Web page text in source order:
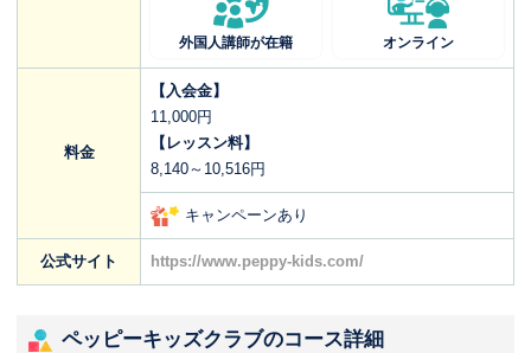
外国人講師が在籍 オンライン
料金
【入会金】
11,000円
【レッスン料】
8,140～10,516円
キャンペーンあり
公式サイト https://www.peppy-kids.com/
ペッピーキッズクラブのコース詳細